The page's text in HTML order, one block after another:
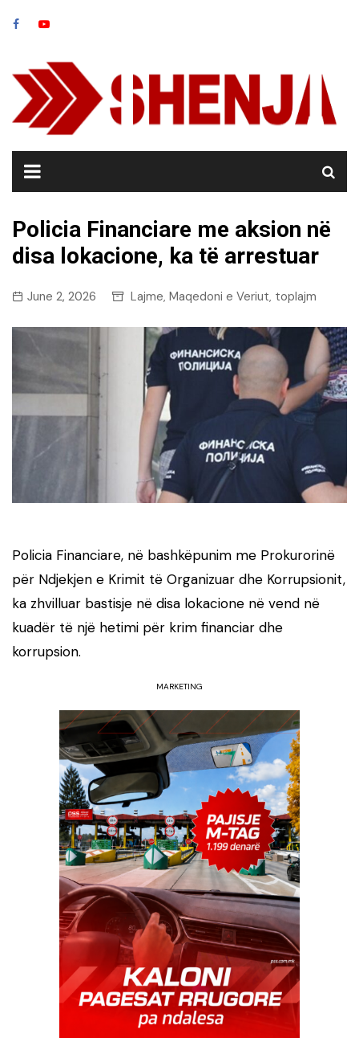
Policia Financiare me aksion në
disa lokacione, ka të arrestuar
June 2, 2026 Lajme, Maqedoni e Veriut, toplajm
Policia Financiare, në bashkëpunim me Prokurorinë
për Ndjekjen e Krimit të Organizuar dhe Korrupsionit,
ka zhvilluar bastisje në disa lokacione në vend në
kuadër të një hetimi për krim financiar dhe
korrupsion.
MARKETING